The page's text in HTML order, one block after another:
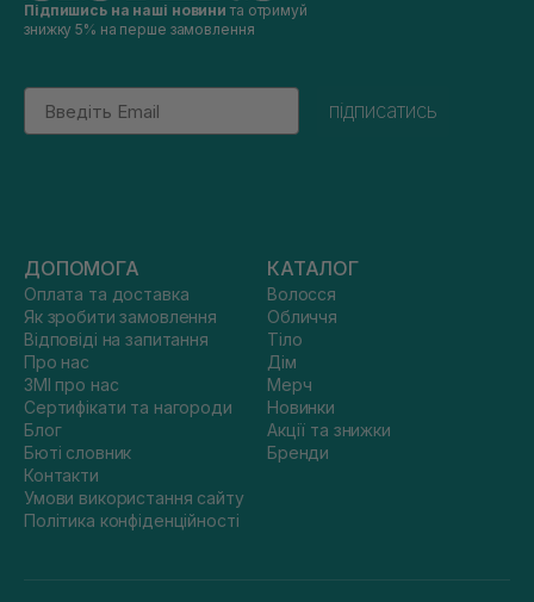
Підпишись на наші новини та отримуй
знижку 5% на перше замовлення
Email
підписатись
ДОПОМОГА
Оплата та доставка
Як зробити замовлення
Відповіді на запитання
Про нас
ЗМІ про нас
Сертифікати та нагороди
Блог
Бюті словник
Контакти
Умови використання сайту
Політика конфіденційності
КАТАЛОГ
Волосся
Обличчя
Тіло
Дім
Мерч
Новинки
Акції та знижки
Бренди